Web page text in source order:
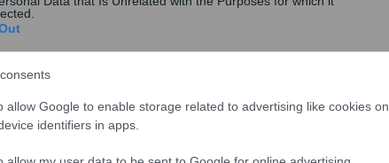
allow Google to enable storage related to advertising like cookies on
identifiers in apps.